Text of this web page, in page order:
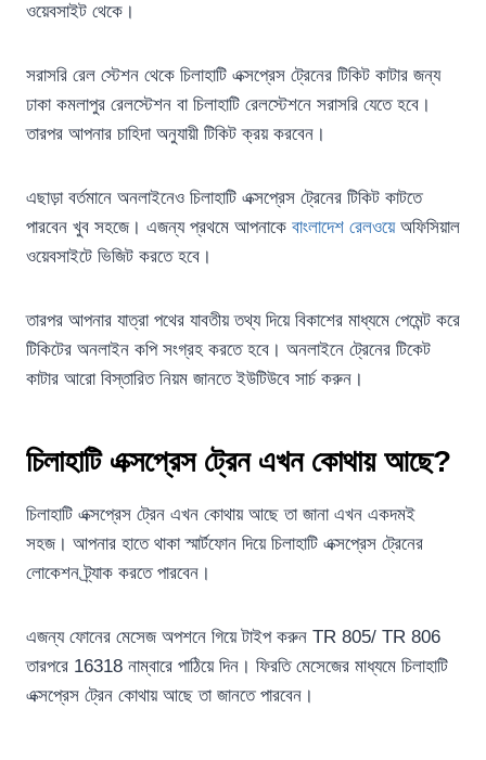
ওয়েবসাইট থেকে।
সরাসরি রেল স্টেশন থেকে চিলাহাটি এক্সপ্রেস ট্রেনের টিকিট কাটার জন্য
ঢাকা কমলাপুর রেলস্টেশন বা চিলাহাটি রেলস্টেশনে সরাসরি যেতে হবে।
তারপর আপনার চাহিদা অনুযায়ী টিকিট ক্রয় করবেন।
এছাড়া বর্তমানে অনলাইনেও চিলাহাটি এক্সপ্রেস ট্রেনের টিকিট কাটতে
পারবেন খুব সহজে। এজন্য প্রথমে আপনাকে বাংলাদেশ রেলওয়েঅফিসিয়াল
ওয়েবসাইটে ভিজিট করতে হবে।
তারপর আপনার যাত্রা পথের যাবতীয় তথ্য দিয়ে বিকাশের মাধ্যমে পেমেন্ট করে
টিকিটের অনলাইন কপি সংগ্রহ করতে হবে। অনলাইনে ট্রেনের টিকেট
কাটার আরো বিস্তারিত নিয়ম জানতে ইউটিউবে সার্চ করুন।
চিলাহাটি এক্সপ্রেস ট্রেন এখন কোথায় আছে?
চিলাহাটি এক্সপ্রেস ট্রেন এখন কোথায় আছে তা জানা এখন একদমই
সহজ। আপনার হাতে থাকা স্মার্টফোন দিয়ে চিলাহাটি এক্সপ্রেস ট্রেনের
লোকেশন ট্র্যাক করতে পারবেন।
এজন্য ফোনের মেসেজ অপশনে গিয়ে টাইপ করুন TR 805/ TR 806
তারপরে 16318 নাম্বারে পাঠিয়ে দিন। ফিরতি মেসেজের মাধ্যমে চিলাহাটি
এক্সপ্রেস ট্রেন কোথায় আছে তা জানতে পারবেন।